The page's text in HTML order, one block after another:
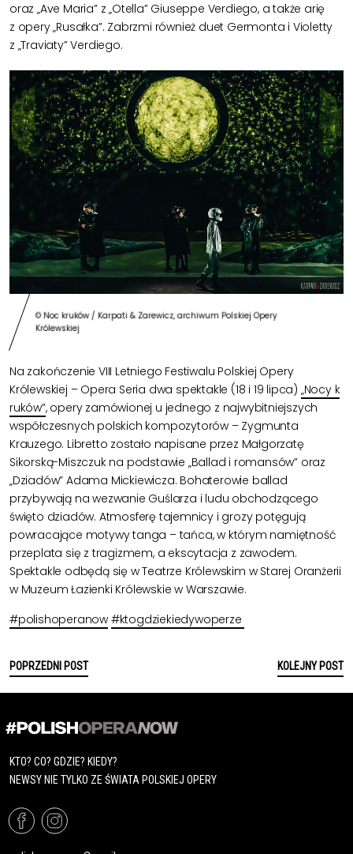
oraz „Ave Maria” z „Otella” Giuseppe Verdiego, a także arię
z opery „Rusałka”. Zabrzmi również duet Germonta i Violetty
z „Traviaty” Verdiego.
© Noc kruków / Karpati & Zarewicz, archiwum Polskiej Opery
Królewskiej
Na zakończenie VIII Letniego Festiwalu Polskiej Opery
Królewskiej – Opera Seria dwa spektakle (18 i 19 lipca) „Nocy k
ruków”, opery zamówionej u jednego z najwybitniejszych
współczesnych polskich kompozytorów – Zygmunta
Krauzego. Libretto zostało napisane przez Małgorzatę
Sikorską-Miszczuk na podstawie „Ballad i romansów” oraz
„Dziadów” Adama Mickiewicza. Bohaterowie ballad
przybywają na wezwanie Guślarza i ludu obchodzącego
święto dziadów. Atmosferę tajemnicy i grozy potęgują
powracające motywy tanga – tańca, w którym namiętność
przeplata się z tragizmem, a ekscytacja z zawodem.
Spektakle odbędą się w Teatrze Królewskim w Starej Oranżerii
w Muzeum Łazienki Królewskie w Warszawie.
#polishoperanow #ktogdziekiedywoperze
POPRZEDNI POST KOLEJNY POST
KTO? CO? GDZIE? KIEDY?
NEWSY NIE TYLKO ZE ŚWIATA POLSKIEJ OPERY